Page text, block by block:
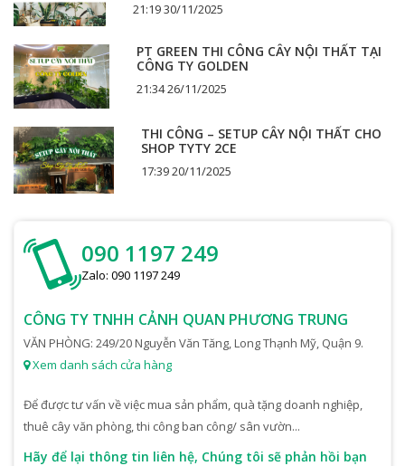
21:19 30/11/2025
PT GREEN THI CÔNG CÂY NỘI THẤT TẠI
CÔNG TY GOLDEN
21:34 26/11/2025
THI CÔNG – SETUP CÂY NỘI THẤT CHO
SHOP TYTY 2CE
17:39 20/11/2025
090 1197 249
Zalo: 090 1197 249
CÔNG TY TNHH CẢNH QUAN PHƯƠNG TRUNG
VĂN PHÒNG: 249/20 Nguyễn Văn Tăng, Long Thạnh Mỹ, Quận 9.
Xem danh sách cửa hàng
Để được tư vấn về việc mua sản phẩm, quà tặng doanh nghiệp,
thuê cây văn phòng, thi công ban công/ sân vườn...
Hãy để lại thông tin liên hệ, Chúng tôi sẽ phản hồi bạn